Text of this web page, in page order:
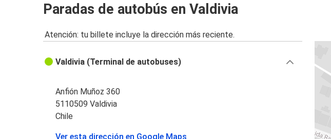
Paradas de autobús en Valdivia
Atención: tu billete incluye la dirección más reciente.
Valdivia (Terminal de autobuses)
Anfión Muñoz 360
5110509 Valdivia
Chile
Ver esta dirección en Google Maps